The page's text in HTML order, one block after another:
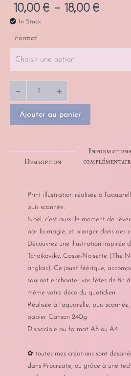
10,00 € – 18,00 €
In Stock
Format
Ajouter au panier
Description
Informations
Print illustration réalisée à
puis scannée.
Noël, c’est aussi le moment de
par la magie, et plonger dans des
Découvrez une illustration inspirée
Tchaikovsky, Casse-Noisette (The
anglais). Ce jouet féérique,
sauront enchanter vos fêtes de fin
même votre déco du quotidien.
Réalisée à l’aquarelle, puis
papier Canson 240g
Disponible au format A5 ou A4
✿ toutes mes créations sont
dans Procreate, ou grâce à une